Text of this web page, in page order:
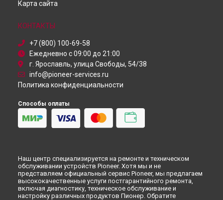
Ремонт DJ контроллера XDJ-1000 MK4 Pioneer в
Ульяновске
Ремонт DJ контроллера XDJ-1000 MK4 Pioneer в
Ремонт DJ контроллера XDJ-1000 MK4 Pioneer в
Ремонт DJ контроллера XDJ-1000 MK4 Pioneer в
Карта сайта
КОНТАКТЫ
+7 (800) 100-69-58
Ежедневно с 09:00 до 21:00
г. Ярославль, улица Свободы, 54/38
info@pioneer-services.ru
Политика конфиденциальности
Способы оплаты
Наш центр специализируется на ремонте и техническом
обслуживании устройств Pioneer. Хотя мы и не
представляем официальный сервис Pioneer, мы предлагаем
высококачественные услуги постгарантийного ремонта,
включая диагностику, техническое обслуживание и
настройку различных продуктов Пионер. Обратите